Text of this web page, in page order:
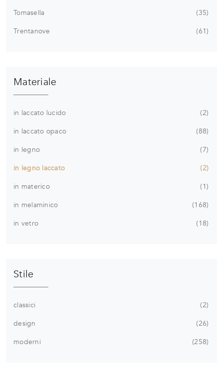
Tomasella
35
Trentanove
61
Materiale
in laccato lucido
2
in laccato opaco
88
in legno
7
in legno laccato
2
in materico
1
in melaminico
168
in vetro
18
Stile
classici
2
design
26
moderni
258